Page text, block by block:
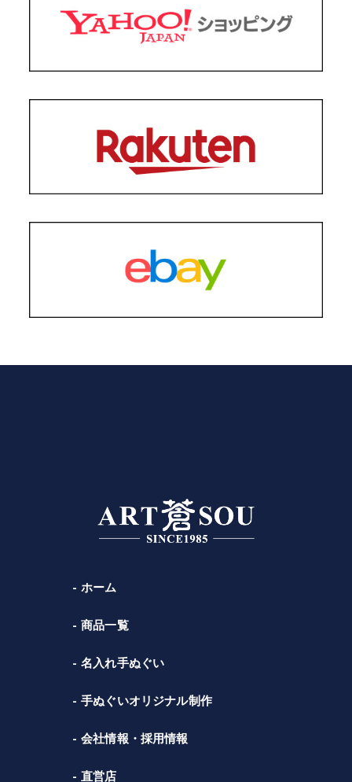
ホーム
商品一覧
名入れ手ぬぐい
手ぬぐいオリジナル制作
会社情報・採用情報
直営店